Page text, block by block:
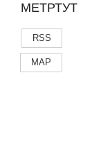
МЕТРТУТ
RSS
MAP